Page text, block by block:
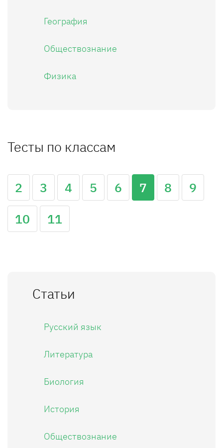
География
Обществознание
Физика
Тесты по классам
2 3 4 5 6 7 8
9
10
11
Статьи
Русский язык
Литература
Биология
История
Обществознание